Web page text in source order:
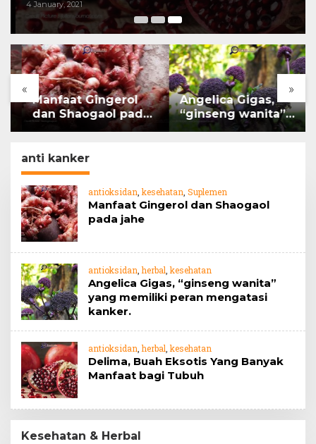
4 January, 2021
« »
Manfaat Gingerol
dan Shaogaol pada
Angelica Gigas,
“ginseng wanita”
yang memiliki peran
anti kanker
antioksidan kesehatan Suplemen
Manfaat Gingerol dan Shaogaol
pada jahe
antioksidan ,herbal kesehatan
Angelica Gigas, “ginseng wanita”
yang memiliki peran mengatasi
kanker.
antioksidan ,herbal kesehatan
Delima, Buah Eksotis Yang Banyak
Manfaat bagi Tubuh
Kesehatan & Herbal